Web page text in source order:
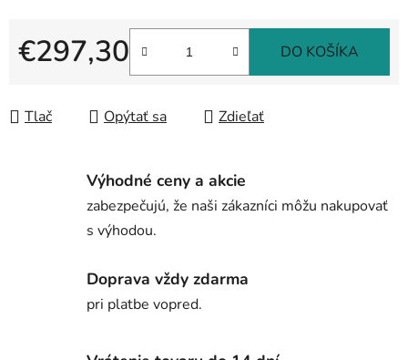
€297,30 DO KOŠÍKA
Tlač Opýtať sa Zdieľať
Výhodné ceny a akcie
zabezpečujú, že naši zákazníci môžu nakupovať
s výhodou.
Doprava vždy zdarma
pri platbe vopred.